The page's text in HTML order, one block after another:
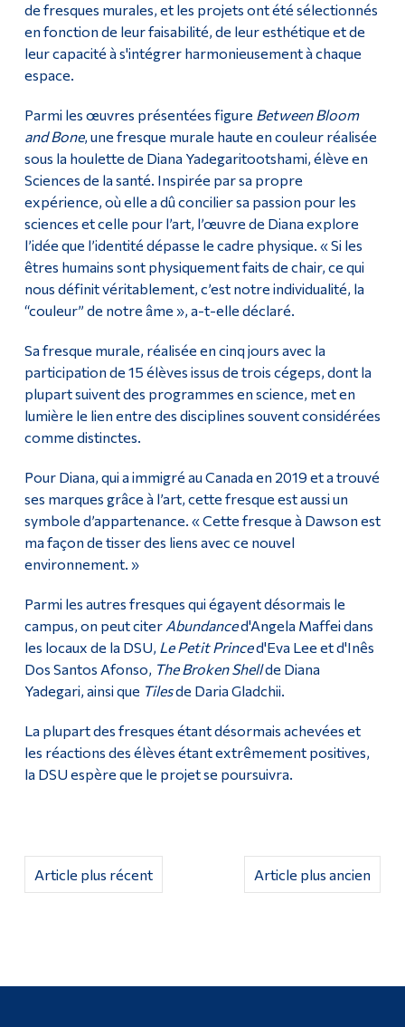
de fresques murales, et les projets ont été sélectionnés
en fonction de leur faisabilité, de leur esthétique et de
leur capacité à s'intégrer harmonieusement à chaque
espace.
Parmi les œuvres présentées figure Between Bloom
and Bone, une fresque murale haute en couleur réalisée
sous la houlette de Diana Yadegaritootshami, élève en
Sciences de la santé. Inspirée par sa propre
expérience, où elle a dû concilier sa passion pour les
sciences et celle pour l’art, l’œuvre de Diana explore
l’idée que l’identité dépasse le cadre physique. « Si les
êtres humains sont physiquement faits de chair, ce qui
nous définit véritablement, c’est notre individualité, la
“couleur” de notre âme », a-t-elle déclaré.
Sa fresque murale, réalisée en cinq jours avec la
participation de 15 élèves issus de trois cégeps, dont la
plupart suivent des programmes en science, met en
lumière le lien entre des disciplines souvent considérées
comme distinctes.
Pour Diana, qui a immigré au Canada en 2019 et a trouvé
ses marques grâce à l’art, cette fresque est aussi un
symbole d’appartenance. « Cette fresque à Dawson est
ma façon de tisser des liens avec ce nouvel
environnement. »
Parmi les autres fresques qui égayent désormais le
campus, on peut citer Abundanced'Angela Maffei dans
les locaux de la DSU, Le Petit Princed'Eva Lee et d'Inês
Dos Santos Afonso, The Broken Shellde Diana
Yadegari, ainsi que Tilesde Daria Gladchii.
La plupart des fresques étant désormais achevées et
les réactions des élèves étant extrêmement positives,
la DSU espère que le projet se poursuivra.
Article plus ancien
Article plus récent